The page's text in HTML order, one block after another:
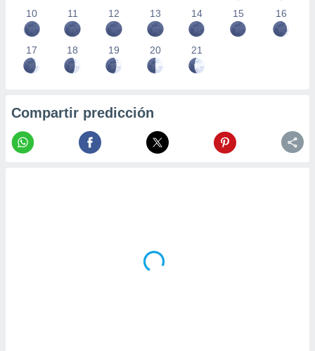
10 11 12 13 14 15 16
17 18 19 20 21
Compartir predicción